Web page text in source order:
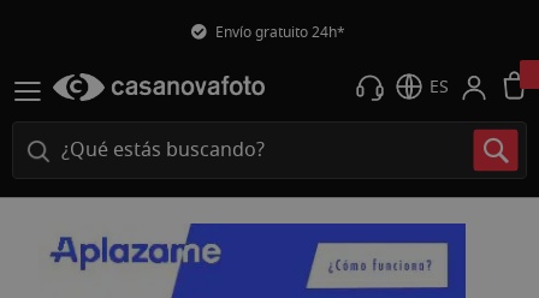
Envío gratuito 24h*
ES